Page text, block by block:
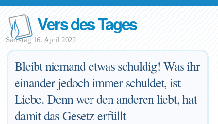
Vers des Tages
Samstag 16. April 2022
Bleibt niemand etwas schuldig! Was ihr
einander jedoch immer schuldet, ist
Liebe. Denn wer den anderen liebt, hat
damit das Gesetz erfüllt